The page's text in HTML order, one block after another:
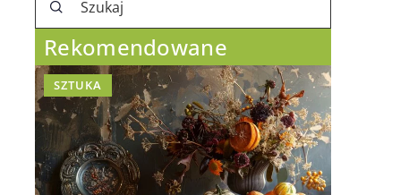
Rekomendowane
SZTUKA